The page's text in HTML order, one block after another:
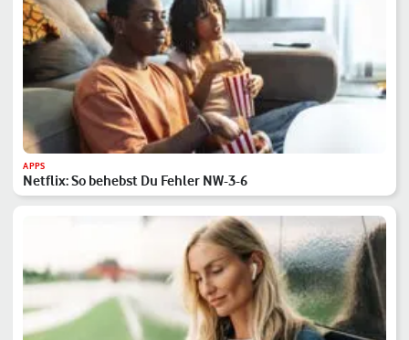
APPS
Netflix: So behebst Du Fehler NW-3-6